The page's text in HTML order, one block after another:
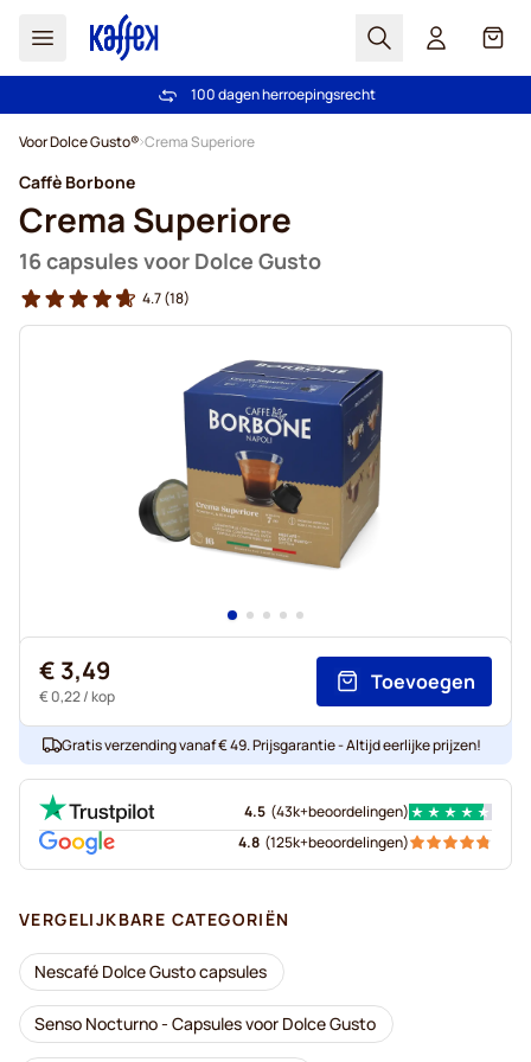
Zoek Cart
Gratis verzending vanaf € 49
100 dagen herroepingsrecht
Voor Dolce Gusto® Crema Superiore
Caffè Borbone
Crema Superiore
16 capsules voor Dolce Gusto
4.7(18)
€ 3,49
€ 0,22/ kop
Toevoegen
Gratis verzending vanaf € 49. Prijsgarantie - Altijd eerlijke prijzen!
4.5 (43k+beoordelingen)
4.8 (125k+beoordelingen)
VERGELIJKBARE CATEGORIËN
Nescafé Dolce Gusto capsules
Senso Nocturno - Capsules voor Dolce Gusto